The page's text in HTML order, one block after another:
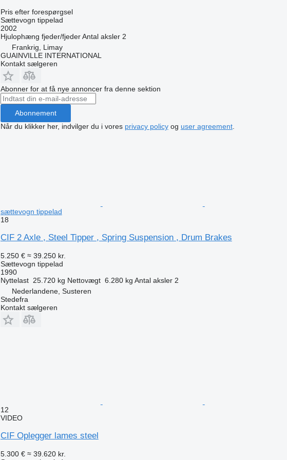
Pris efter forespørgsel
Sættevogn tippelad
2002
Hjulophæng fjeder/fjeder Antal aksler 2
Frankrig, Limay
GUAINVILLE INTERNATIONAL
Kontakt sælgeren
Abonner for at få nye annoncer fra denne sektion
Abonnement
Når du klikker her, indvilger du i vores privacy policyog user agreement.
sættevogn tippelad
18
CIF 2 Axle , Steel Tipper , Spring Suspension , Drum Brakes
5.250 € ≈ 39.250 kr.
Sættevogn tippelad
1990
Nyttelast 25.720 kg Nettovægt 6.280 kg Antal aksler 2
Nederlandene, Susteren
Stedefra
Kontakt sælgeren
12
VIDEO
CIF Oplegger lames steel
5.300 € ≈ 39.620 kr.